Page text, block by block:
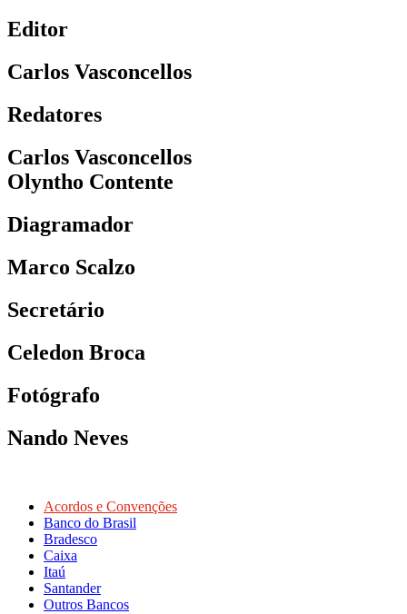
Editor
Carlos Vasconcellos
Redatores
Carlos Vasconcellos
Olyntho Contente
Diagramador
Marco Scalzo
Secretário
Celedon Broca
Fotógrafo
Nando Neves
Acordos e Convenções
Banco do Brasil
Bradesco
Caixa
Itaú
Santander
Outros Bancos